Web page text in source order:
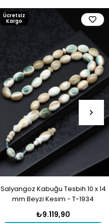
Salyangoz Kabuğu Tesbih 10 x 14
mm Beyzi Kesim - T-1934
₺9.119,90
Ücretsiz
Kargo